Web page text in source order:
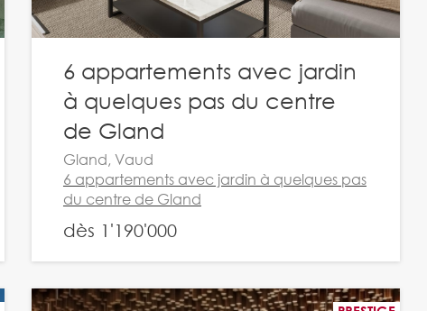
6 appartements avec jardin
à quelques pas du centre
de Gland
Gland, Vaud
6 appartements avec jardin à quelques pas
du centre de Gland
dès 1'190'000